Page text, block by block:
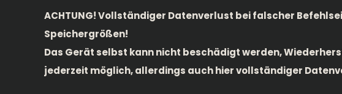
ACHTUNG! Vollständiger Datenverlust bei falscher
Speichergrößen!
Das Gerät selbst kann nicht beschädigt werden,
jederzeit möglich, allerdings auch hier vollständiger